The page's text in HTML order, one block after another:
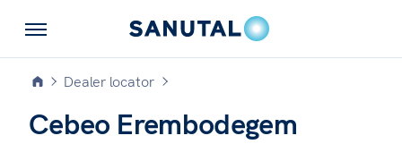
Dealer locator
Cebeo Erembodegem